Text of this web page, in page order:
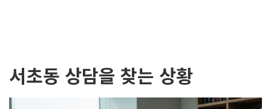
서초동 상담을 찾는 상황